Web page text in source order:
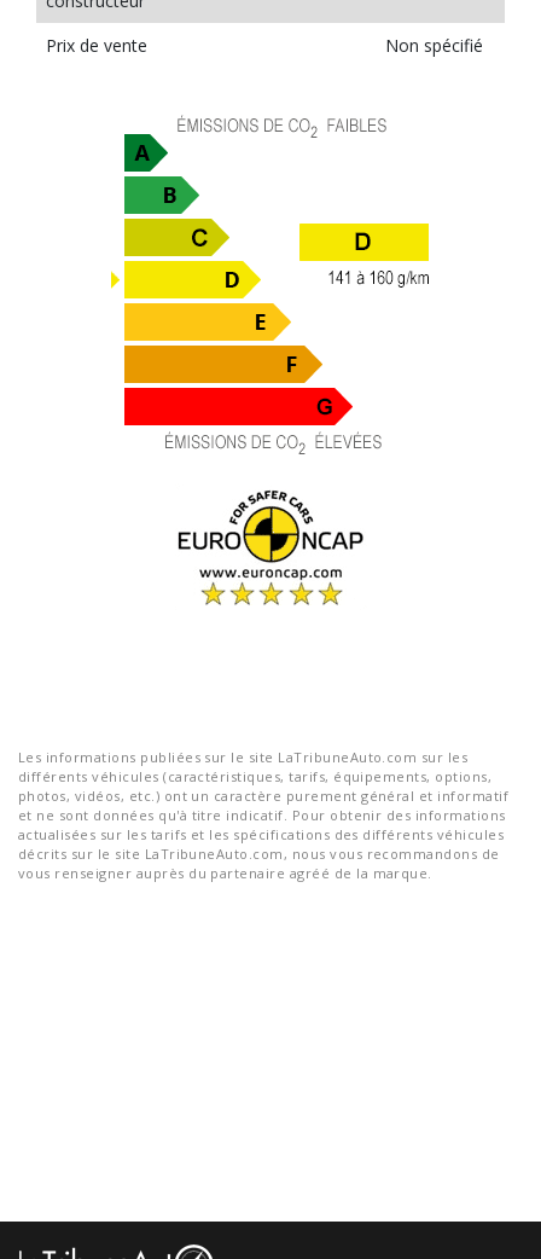
Prix de vente
Non spécifié
Les informations publiées sur le site LaTribuneAuto.com sur les
différents véhicules (caractéristiques, tarifs, équipements, options,
photos, vidéos, etc.) ont un caractère purement général et informatif
et ne sont données qu'à titre indicatif. Pour obtenir des informations
actualisées sur les tarifs et les spécifications des différents véhicules
décrits sur le site LaTribuneAuto.com, nous vous recommandons de
vous renseigner auprès du partenaire agréé de la marque.